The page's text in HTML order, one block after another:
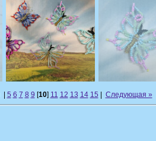
5 6 7 8 9 [10] 11 12 13 14 15 Следующая »